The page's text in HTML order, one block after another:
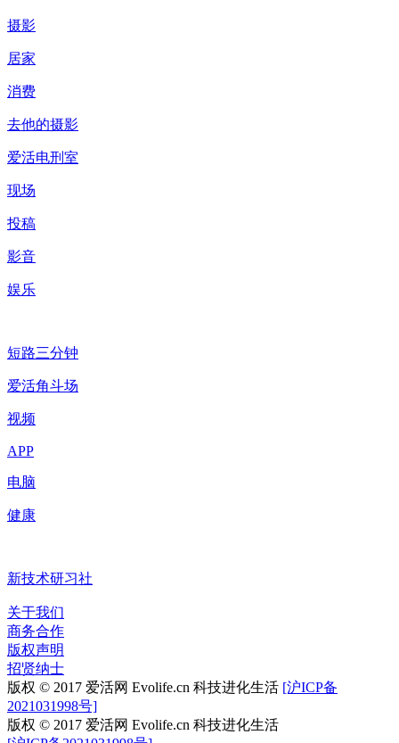
摄影
居家
消费
去他的摄影
爱活电刑室
现场
投稿
影音
娱乐
短路三分钟
爱活角斗场
视频
APP
电脑
健康
新技术研习社
关于我们
商务合作
版权声明
招贤纳士
版权 © 2017 爱活网 Evolife.cn 科技进化生活 [沪ICP备
2021031998号]
版权 © 2017 爱活网 Evolife.cn 科技进化生活